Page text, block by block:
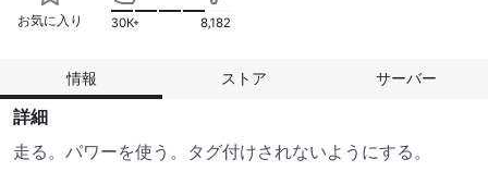
お気に入り 30K+ 8,182
情報 ストア サーバー
詳細
走る。パワーを使う。タグ付けされないようにする。